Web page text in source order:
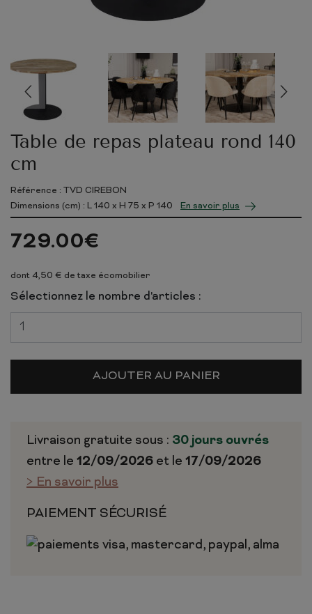
Table de repas plateau rond 140
cm
Référence : TVD CIREBON
Dimensions (cm) : L140 x H 75 x P 140 En savoir plus
729.00€
dont 4,50 € de taxe écomobilier
Sélectionnez le nombre d'articles :
AJOUTER AU PANIER
Livraison gratuite sous : 30 jours ouvrés
entre le 12/09/2026 et le 17/09/2026
> En savoir plus
PAIEMENT SÉCURISÉ